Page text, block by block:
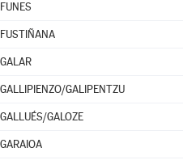
FUNES
FUSTIÑANA
GALAR
GALLIPIENZO/GALIPENTZU
GALLUÉS/GALOZE
GARAIOA